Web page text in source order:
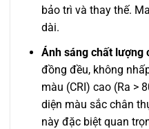
bảo trì và thay thế.
dài.
Ánh sáng chất lượng
đồng đều, không
màu (CRI) cao (Ra >
diện màu sắc chân
này đặc biệt quan